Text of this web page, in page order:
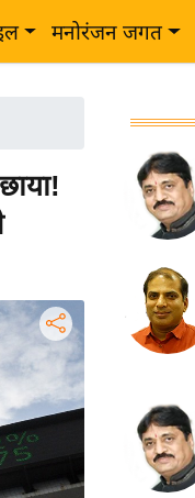
मनोरंजन जगत